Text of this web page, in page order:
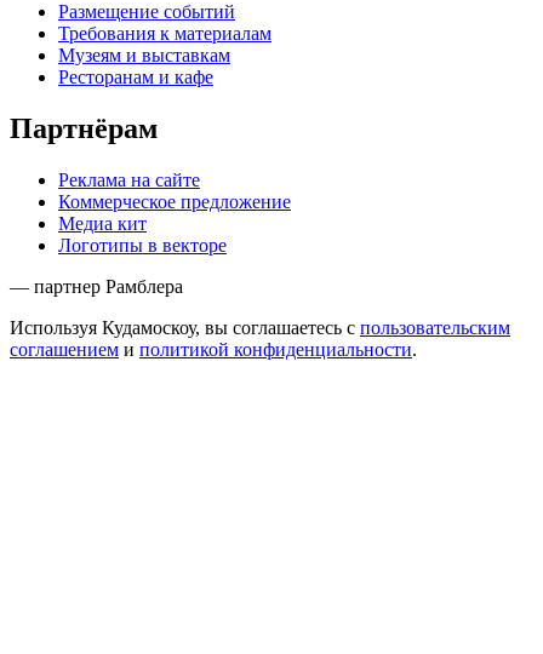
Размещение событий
Требования к материалам
Музеям и выставкам
Ресторанам и кафе
Партнёрам
Реклама на сайте
Коммерческое предложение
Медиа кит
Логотипы в векторе
— партнер Рамблера
Используя Кудамоскоу, вы соглашаетесь с пользовательским
соглашением и политикой конфиденциальности.